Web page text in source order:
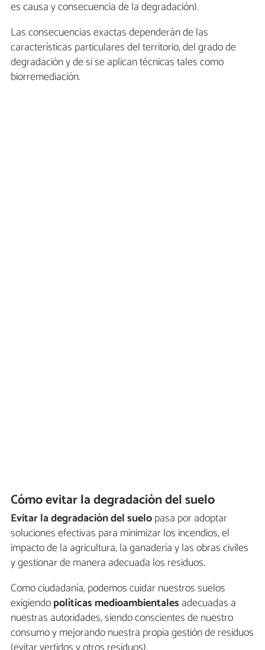
es causa y consecuencia de la degradación).
Las consecuencias exactas dependerán de las
características particulares del territorio, del grado de
degradación y de si se aplican técnicas tales como
biorremediación.
Cómo evitar la degradación del suelo
Evitar la degradación del suelopasa por adoptar
soluciones efectivas para minimizar los incendios, el
impacto de la agricultura, la ganadería y las obras civiles
y gestionar de manera adecuada los residuos.
Como ciudadanía, podemos cuidar nuestros suelos
exigiendopolíticas medioambientales adecuadas a
nuestras autoridades, siendo conscientes de nuestro
consumo y mejorando nuestra propia gestión de residuos